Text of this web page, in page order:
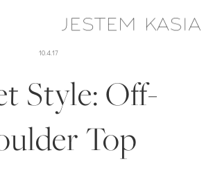
10.4.17
Style: Off-
Top